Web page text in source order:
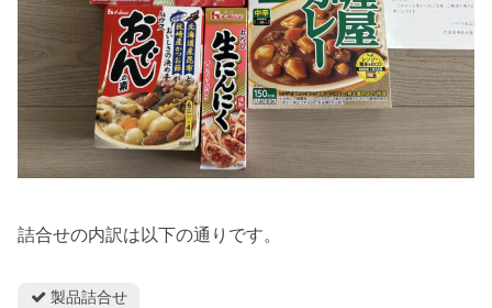
詰合せの内訳は以下の通りです。
製品詰合せ